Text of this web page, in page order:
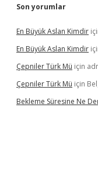
Son yorumlar
En Büyük Aslan Kimdir
En Büyük Aslan Kimdir
Çepniler Türk Mü için
Çepniler Türk Mü için
Bekleme Süresine Ne